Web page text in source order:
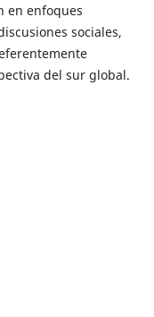
en enfoques
sociales,
del sur global.